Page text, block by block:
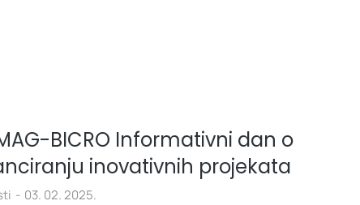
BICRO Informativni dan o
inovativnih projekata
03. 02. 2025.